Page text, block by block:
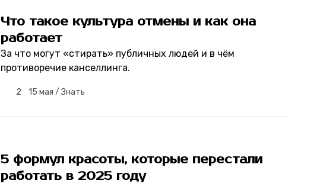
Что такое культура отмены и как она
работает
За что могут «стирать» публичных людей и в чём
противоречие канселлинга.
2 15 мая / Знать
5 формул красоты, которые перестали
работать в 2025 году